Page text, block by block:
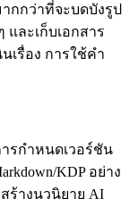
กกว่าที่จะบดบังรูป
ละเก็บเอกสาร
เรื่อง การใช้คำ
รกำหนดเวอร์ชัน
KDP อย่าง
ร้างนวนิยาย AI